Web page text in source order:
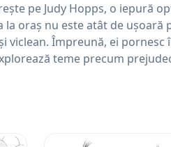
pe Judy Hopps, o iepură
oraș nu este atât de ușoară
viclean. Împreună, ei pornesc
teme precum